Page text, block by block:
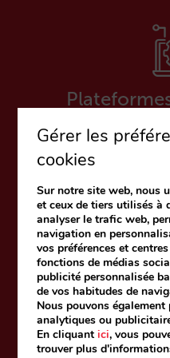
Gérer les
cookies
Sur notre site web, nous
et ceux de tiers utilisés à
analyser le trafic web,
navigation en
vos préférences et
fonctions de médias
publicité personnalisée
de vos habitudes de
Nous pouvons
analytiques ou
En cliquantici, vous
trouver plus